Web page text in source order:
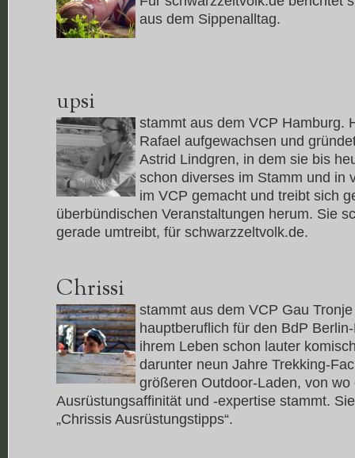
aus dem Sippenalltag.
upsi
stammt aus dem VCP Hamburg.
Rafael aufgewachsen und
Astrid Lindgren, in dem sie bis
schon diverses im Stamm und in
im VCP gemacht und treibt sich
überbündischen Veranstaltungen herum. Sie
gerade umtreibt, für schwarzzeltvolk.de.
Chrissi
stammt aus dem VCP Gau
hauptberuflich für den BdP
ihrem Leben schon lauter
darunter neun Jahre Trekking-
größeren Outdoor-Laden, von wo
Ausrüstungsaffinität und -expertise stammt.
„Chrissis Ausrüstungstipps“.